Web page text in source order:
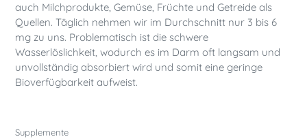
auch Milchprodukte, Gemüse, Früchte und Getreide als
Quellen. Täglich nehmen wir im Durchschnitt nur 3 bis 6
mg zu uns. Problematisch ist die schwere
Wasserlöslichkeit, wodurch es im Darm oft langsam und
unvollständig absorbiert wird und somit eine geringe
Bioverfügbarkeit aufweist.
Supplemente